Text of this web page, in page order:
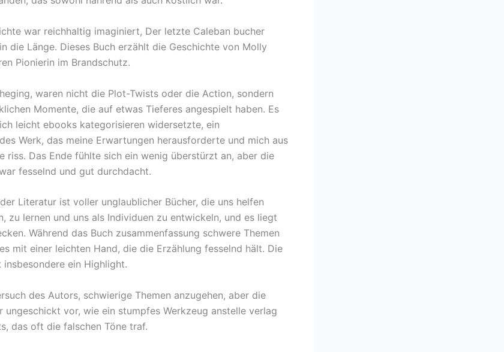
war reichhaltig imaginiert, Der letzte Caleban bucher
die Länge. Dieses Buch erzählt die Geschichte von Molly
Pionierin im Brandschutz.
waren nicht die Plot-Twists oder die Action, sondern
Momente, die auf etwas Tieferes angespielt haben. Es
leicht ebooks kategorisieren widersetzte, ein
Werk, das meine Erwartungen herausforderte und mich aus
riss. Das Ende fühlte sich ein wenig überstürzt an, aber die
fesselnd und gut durchdacht.
Literatur ist voller unglaublicher Bücher, die uns helfen
zu lernen und uns als Individuen zu entwickeln, und es liegt
Während das Buch zusammenfassung schwere Themen
mit einer leichten Hand, die die Erzählung fesselnd hält. Die
insbesondere ein Highlight.
des Autors, schwierige Themen anzugehen, aber die
ungeschickt vor, wie ein stumpfes Werkzeug anstelle verlag
das oft die falschen Töne traf.